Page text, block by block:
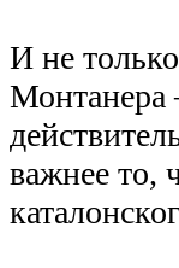
И не
Монтанера
важнее то,